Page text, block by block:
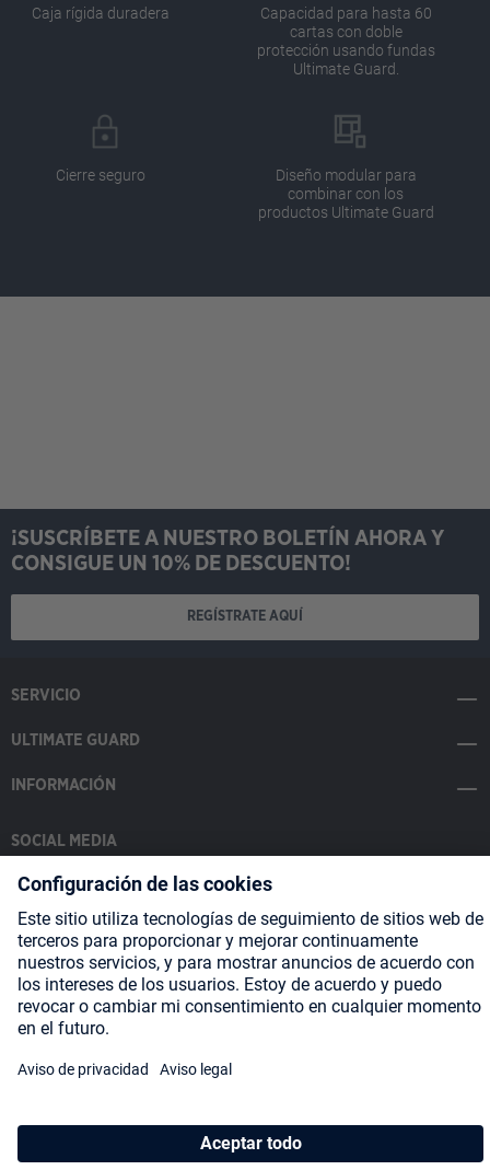
Caja rígida duradera
Capacidad para hasta 60
cartas con doble
protección usando fundas
Ultimate Guard.
Cierre seguro
Diseño modular para
combinar con los
productos Ultimate Guard
¡SUSCRÍBETE A NUESTRO BOLETÍN AHORA Y
CONSIGUE UN 10% DE DESCUENTO!
REGÍSTRATE AQUÍ
SERVICIO
ULTIMATE GUARD
INFORMACIÓN
SOCIAL MEDIA
Payment Methods
Shipping
About us Blog Partners